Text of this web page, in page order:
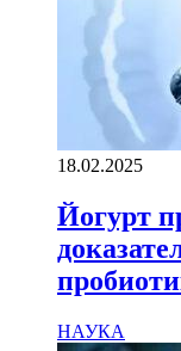
18.02.2025
Йогурт
НАУКА